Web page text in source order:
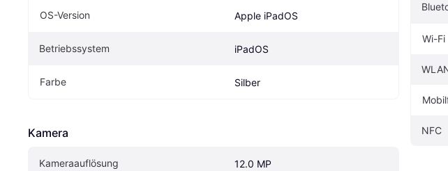
OS-Version Apple iPadOS
Betriebssystem iPadOS
Farbe Silber
Kamera
Kameraauflösung 12.0 MP
Wi-
NFC